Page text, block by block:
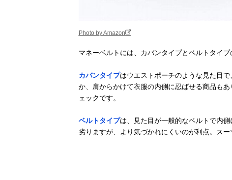
ゴーウェル
ング防止スリム
ガード GW-
ス
をア
Photo by Amazon
マネーベルトには、カバンタイプとベルトタイプ
カバンタイプはウエストポーチのような見た目で
か、肩からかけて衣服の内側に忍ばせる商品も
ェックです。
ベルトタイプは、見た目が一般的なベルトで内
劣りますが、より気づかれにくいのが利点。ス